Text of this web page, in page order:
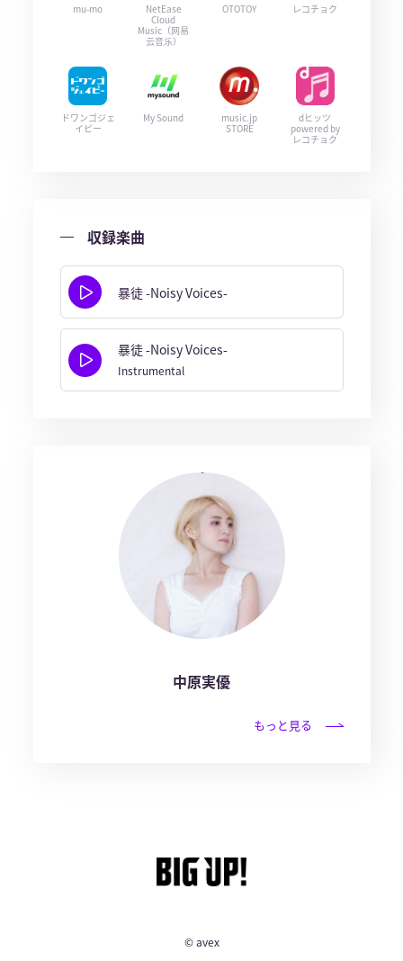
mu-mo
NetEase
Cloud
Music（网易
云音乐）
OTOTOY レコチョク
ドワンゴジェ
イピー
My Sound
music.jp
STORE
dヒッツ
powered by
レコチョク
収録楽曲
暴徒 -Noisy Voices-
暴徒 -Noisy Voices-
Instrumental
中原実優
もっと見る
© avex